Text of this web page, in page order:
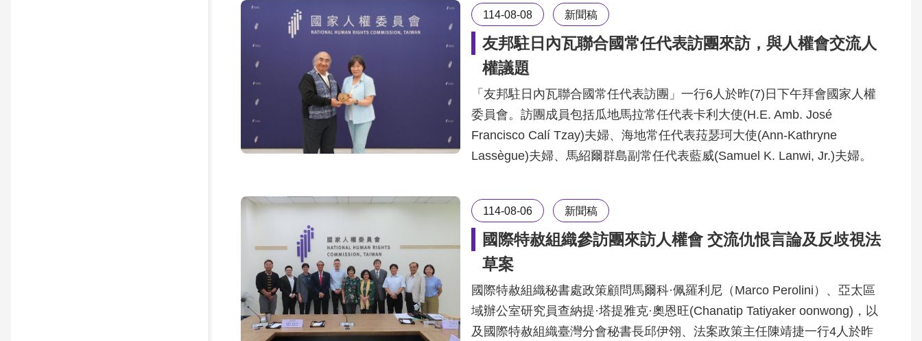
114-08-08 新聞稿
友邦駐日內瓦聯合國常任代表訪團來訪，與人權會交流人
權議題
「友邦駐日內瓦聯合國常任代表訪團」一行6人於昨(7)日下午拜會國家人權
委員會。訪團成員包括瓜地馬拉常任代表卡利大使(H.E. Amb. José
Francisco Calí Tzay)夫婦、海地常任代表菈瑟珂大使(Ann-Kathryne
Lassègue)夫婦、馬紹爾群島副常任代表藍威(Samuel K. Lanwi, Jr.)夫婦。
114-08-06 新聞稿
國際特赦組織參訪團來訪人權會 交流仇恨言論及反歧視法
草案
國際特赦組織秘書處政策顧問馬爾科·佩羅利尼（Marco Perolini）、亞太區
域辦公室研究員查納提·塔提雅克·奧恩旺(Chanatip Tatiyaker oonwong)，以
及國際特赦組織臺灣分會秘書長邱伊翎、法案政策主任陳靖捷一行4人於昨